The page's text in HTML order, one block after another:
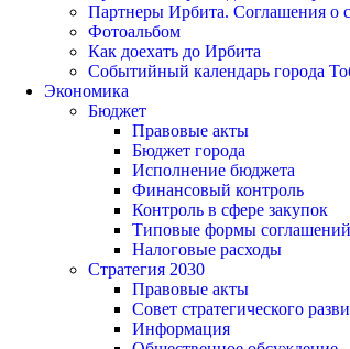
Партнеры Ирбита. Соглашения о
Фотоальбом
Как доехать до Ирбита
Событийный календарь города
Экономика
Бюджет
Правовые акты
Бюджет города
Исполнение бюджета
Финансовый контроль
Контроль в сфере закупок
Типовые формы
Налоговые расходы
Стратегия 2030
Правовые акты
Совет стратегического
Информация